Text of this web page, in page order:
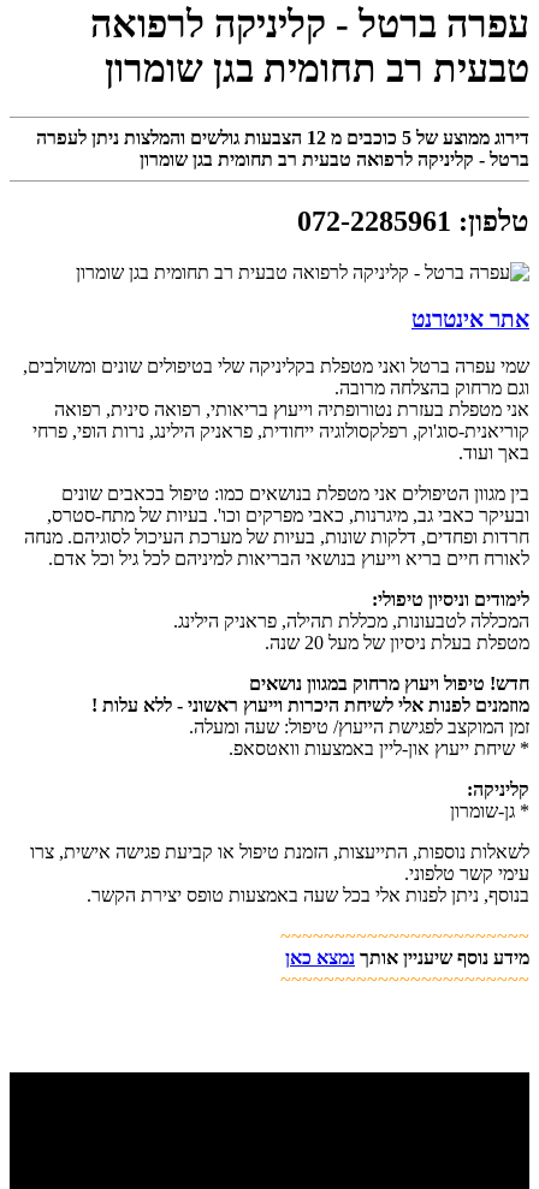
עפרה ברטל - קליניקה לרפואה
טבעית רב תחומית בגן שומרון
דירוג ממוצע של 5 כוכבים מ 12 הצבעות גולשים והמלצות ניתן לעפרה
ברטל - קליניקה לרפואה טבעית רב תחומית בגן שומרון
טלפון:
072-2285961
אתר אינטרנט
שמי עפרה ברטל ואני מטפלת בקליניקה שלי בטיפולים שונים ומשולבים,
וגם מרחוק בהצלחה מרובה.
אני מטפלת בעזרת נטורופתיה וייעוץ בריאותי, רפואה סינית, רפואה
קוריאנית-סוג'וק, רפלקסולוגיה ייחודית, פראניק הילינג, נרות הופי, פרחי
באך ועוד.
בין מגוון הטיפולים אני מטפלת בנושאים כמו: טיפול בכאבים שונים
ובעיקר כאבי גב, מיגרנות, כאבי מפרקים וכו'. בעיות של מתח-סטרס,
חרדות ופחדים, דלקות שונות, בעיות של מערכת העיכול לסוגיהם. מנחה
לאורח חיים בריא וייעוץ בנושאי הבריאות למיניהם לכל גיל וכל אדם.
לימודים וניסיון טיפולי:
המכללה לטבעונות, מכללת תהילה, פראניק הילינג.
מטפלת בעלת ניסיון של מעל 20 שנה.
חדש! טיפול ויעוץ מרחוק במגוון נושאים
מוזמנים לפנות אלי לשיחת היכרות וייעוץ ראשוני - ללא עלות !
זמן המוקצב לפגישת הייעוץ/ טיפול: שעה ומעלה.
* שיחת ייעוץ און-ליין באמצעות וואטסאפ.
קליניקה:
* גן-שומרון
לשאלות נוספות, התייעצות, הזמנת טיפול או קביעת פגישה אישית, צרו
עימי קשר טלפוני.
בנוסף, ניתן לפנות אלי בכל שעה באמצעות טופס יצירת הקשר.
~~~~~~~~~~~~~~~~~~~~~~~
מידע נוסף שיעניין אותך נמצא כאן
~~~~~~~~~~~~~~~~~~~~~~~